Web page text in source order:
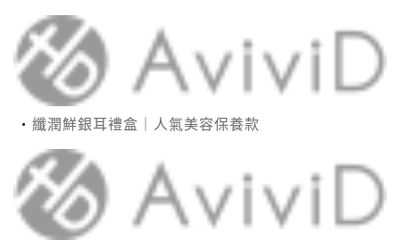
纖潤鮮銀耳禮盒｜人氣美容保養款